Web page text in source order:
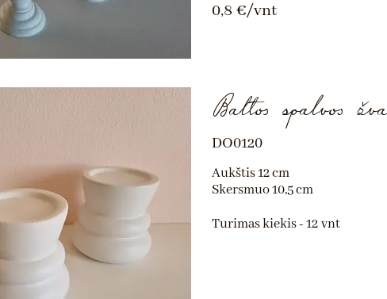
0,8 €/vnt
Baltos spalvos
DO0120
Aukštis 12 cm
Skersmuo 10,5 cm
Turimas kiekis - 12vnt